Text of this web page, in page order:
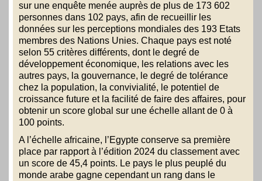
sur une enquête menée auprès de plus de 173 602
personnes dans 102 pays, afin de recueillir les
données sur les perceptions mondiales des 193 Etats
membres des Nations Unies. Chaque pays est noté
selon 55 critères différents, dont le degré de
développement économique, les relations avec les
autres pays, la gouvernance, le degré de tolérance
chez la population, la convivialité, le potentiel de
croissance future et la facilité de faire des affaires, pour
obtenir un score global sur une échelle allant de 0 à
100 points.
A l’échelle africaine, l’Egypte conserve sa première
place par rapport à l’édition 2024 du classement avec
un score de 45,4 points. Le pays le plus peuplé du
monde arabe gagne cependant un rang dans le